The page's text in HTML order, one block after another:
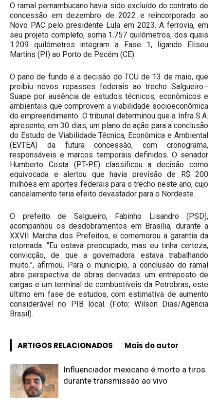
O ramal pernambucano havia sido excluído do contrato de
concessão em dezembro de 2022 e reincorporado ao
Novo PAC pelo presidente Lula em 2023. A ferrovia, em
seu projeto completo, soma 1.757 quilômetros, dos quais
1.209 quilômetros integram a Fase 1, ligando Eliseu
Martins (PI) ao Porto de Pecém (CE).
O pano de fundo é a decisão do TCU de 13 de maio, que
proibiu novos repasses federais ao trecho Salgueiro–
Suape por ausência de estudos técnicos, econômicos e
ambientais que comprovem a viabilidade socioeconômica
do empreendimento. O tribunal determinou que a Infra S.A.
apresente, em 30 dias, um plano de ação para a conclusão
do Estudo de Viabilidade Técnica, Econômica e Ambiental
(EVTEA) da futura concessão, com cronograma,
responsáveis e marcos temporais definidos. O senador
Humberto Costa (PT-PE) classificou a decisão como
equivocada e alertou que havia previsão de R$ 200
milhões em aportes federais para o trecho neste ano, cujo
cancelamento teria efeito devastador para o Nordeste.
O prefeito de Salgueiro, Fabinho Lisandro (PSD),
acompanhou os desdobramentos em Brasília, durante a
XXVII Marcha dos Prefeitos, e comemorou a garantia da
retomada. “Eu estava preocupado, mas eu tinha certeza,
convicção, de que a governadora estava trabalhando
muito.”, afirmou. Para o município, a conclusão do ramal
abre perspectiva de obras derivadas: um entreposto de
cargas e um terminal de combustíveis da Petrobras, este
último em fase de estudos, com estimativa de aumento
considerável no PIB local. (Foto: Wilson Dias/Agência
Brasil).
ARTIGOS RELACIONADOS Mais do autor
Influenciador mexicano é morto a tiros
durante transmissão ao vivo